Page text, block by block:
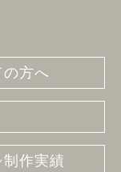
方へ
制作実績